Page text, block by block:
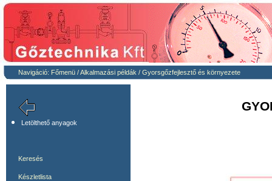
Navigáció: Főmenü /Alkalmazási példák / Gyorsgőzfejlesztő és környezete
Letölthető anyagok
Keresés
Készletlista